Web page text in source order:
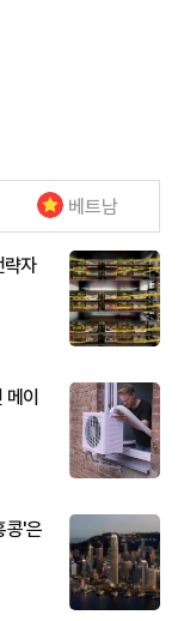
베트남
략자
이
콩'은